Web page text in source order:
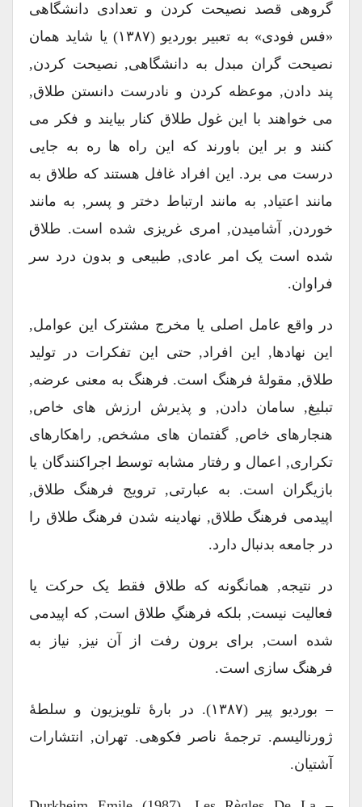
گروهی قصد نصیحت کردن و تعدادی دانشگاهی
«فس فودی» به تعبیر بوردیو (۱۳۸۷) یا شاید همان
نصیحت گران مبدل به دانشگاهی, نصیحت کردن,
پند دادن, موعظه کردن و نادرست دانستن طلاق,
می خواهند با این غول طلاق کنار بیایند و فکر می
کنند و بر این باورند که این راه ها ره به جایی
درست می برد. این افراد غافل هستند که طلاق به
مانند اعتیاد, به مانند ارتباط دختر و پسر, به مانند
خوردن, آشامیدن, امری غریزی شده است. طلاق
شده است یک امر عادی, طبیعی و بدون درد سر
فراوان.
در واقع عامل اصلی یا مخرج مشترک این عوامل,
این نهادها, این افراد, حتی این تفکرات در تولید
طلاق, مقولۀ فرهنگ است. فرهنگ به معنی عرضه,
تبلیغ, سامان دادن, و پذیرش ارزش های خاص,
هنجارهای خاص, گفتمان های مشخص, راهکارهای
تکراری, اعمال و رفتار مشابه توسط اجراکنندگان یا
بازیگران است. به عبارتی, ترویج فرهنگ طلاق,
اپیدمی فرهنگ طلاق, نهادینه شدن فرهنگ طلاق را
در جامعه بدنبال دارد.
در نتیجه, همانگونه که طلاق فقط یک حرکت یا
فعالیت نیست, بلکه فرهنگِ طلاق است, که اپیدمی
شده است, برای برون رفت از آن نیز, نیاز به
فرهنگ سازی است.
– بوردیو پیر (۱۳۸۷). در بارۀ تلویزیون و سلطۀ
ژورنالیسم. ترجمۀ ناصر فکوهی. تهران, انتشارات
آشتیان.